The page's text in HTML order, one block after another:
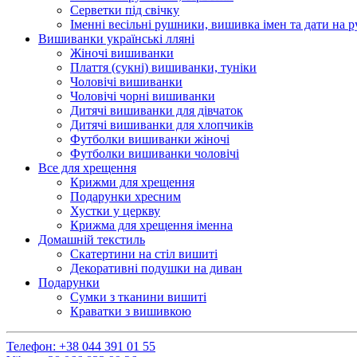
Серветки під свічку
Іменні весільні рушники, вишивка імен та дати на
Вишиванки українські лляні
Жіночі вишиванки
Плаття (сукні) вишиванки, туніки
Чоловічі вишиванки
Чоловічі чорні вишиванки
Дитячі вишиванки для дівчаток
Дитячі вишиванки для хлопчиків
Футболки вишиванки жіночі
Футболки вишиванки чоловічі
Все для хрещення
Крижми для хрещення
Подарунки хресним
Хустки у церкву
Крижма для хрещення іменна
Домашній текстиль
Скатертини на стіл вишиті
Декоративні подушки на диван
Подарунки
Сумки з тканини вишиті
Краватки з вишивкою
Телефон: +38 044 391 01 55